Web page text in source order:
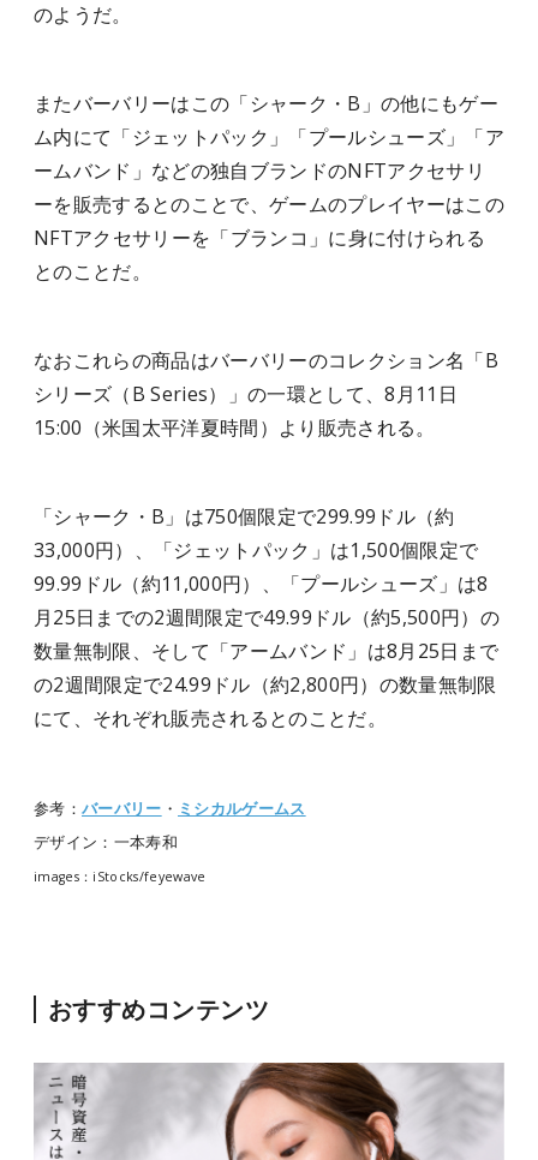
のようだ。
またバーバリーはこの「シャーク・B」の他にもゲー
ム内にて「ジェットパック」「プールシューズ」「ア
ームバンド」などの独自ブランドのNFTアクセサリ
ーを販売するとのことで、ゲームのプレイヤーはこの
NFTアクセサリーを「ブランコ」に身に付けられる
とのことだ。
なおこれらの商品はバーバリーのコレクション名「B
シリーズ（B Series）」の一環として、8月11日
15:00（米国太平洋夏時間）より販売される。
「シャーク・B」は750個限定で299.99ドル（約
33,000円）、「ジェットパック」は1,500個限定で
99.99ドル（約11,000円）、「プールシューズ」は8
月25日までの2週間限定で49.99ドル（約5,500円）の
数量無制限、そして「アームバンド」は8月25日まで
の2週間限定で24.99ドル（約2,800円）の数量無制限
にて、それぞれ販売されるとのことだ。
参考： バーバリー ・ ミシカルゲームス
デザイン：一本寿和
images：iStocks/feyewave
おすすめコンテンツ